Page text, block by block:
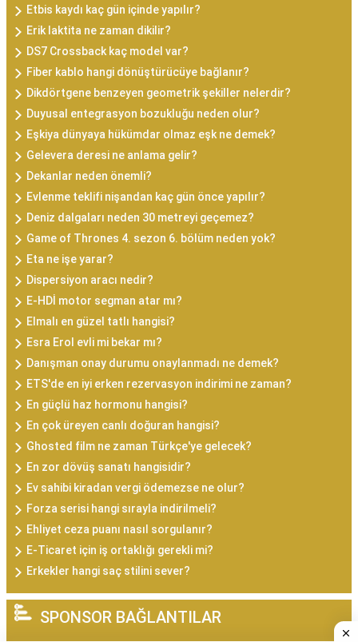
Etbis kaydı kaç gün içinde yapılır?
Erik laktita ne zaman dikilir?
DS7 Crossback kaç model var?
Fiber kablo hangi dönüştürücüye bağlanır?
Dikdörtgene benzeyen geometrik şekiller nelerdir?
Duyusal entegrasyon bozukluğu neden olur?
Eşkiya dünyaya hükümdar olmaz eşk ne demek?
Gelevera deresi ne anlama gelir?
Dekanlar neden önemli?
Evlenme teklifi nişandan kaç gün önce yapılır?
Deniz dalgaları neden 30 metreyi geçemez?
Game of Thrones 4. sezon 6. bölüm neden yok?
Eta ne işe yarar?
Dispersiyon aracı nedir?
E-HDİ motor segman atar mı?
Elmalı en güzel tatlı hangisi?
Esra Erol evli mi bekar mı?
Danışman onay durumu onaylanmadı ne demek?
ETS'de en iyi erken rezervasyon indirimi ne zaman?
En güçlü haz hormonu hangisi?
En çok üreyen canlı doğuran hangisi?
Ghosted film ne zaman Türkçe'ye gelecek?
En zor dövüş sanatı hangisidir?
Ev sahibi kiradan vergi ödemezse ne olur?
Forza serisi hangi sırayla indirilmeli?
Ehliyet ceza puanı nasıl sorgulanır?
E-Ticaret için iş ortaklığı gerekli mi?
Erkekler hangi saç stilini sever?
SPONSOR BAĞLANTILAR